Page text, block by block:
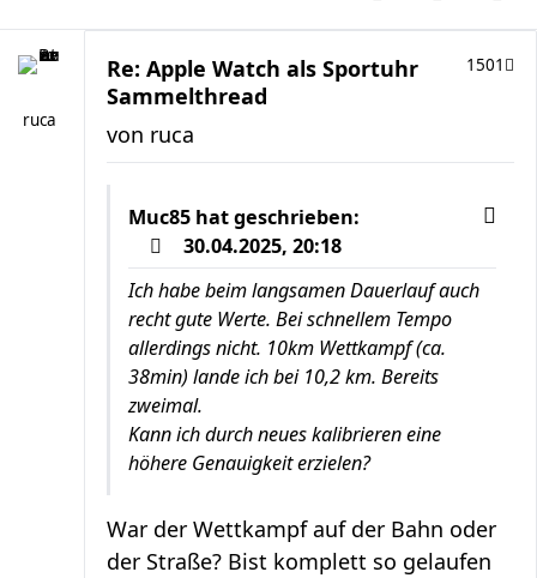
ruca
Re: Apple Watch als Sportuhr
Sammelthread
1501
von ruca
Muc85 hat geschrieben:
30.04.2025, 20:18
Ich habe beim langsamen Dauerlauf auch
recht gute Werte. Bei schnellem Tempo
allerdings nicht. 10km Wettkampf (ca.
38min) lande ich bei 10,2 km. Bereits
zweimal.
Kann ich durch neues kalibrieren eine
höhere Genauigkeit erzielen?
War der Wettkampf auf der Bahn oder
der Straße? Bist komplett so gelaufen